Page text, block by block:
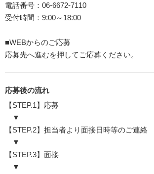
電話番号：06-6672-7110
受付時間：9:00～18:00
■WEBからのご応募
応募先へ進むを押してご応募ください。
応募後の流れ
【STEP.1】応募
▼
【STEP.2】担当者より面接日時等のご連絡
▼
【STEP.3】面接
▼